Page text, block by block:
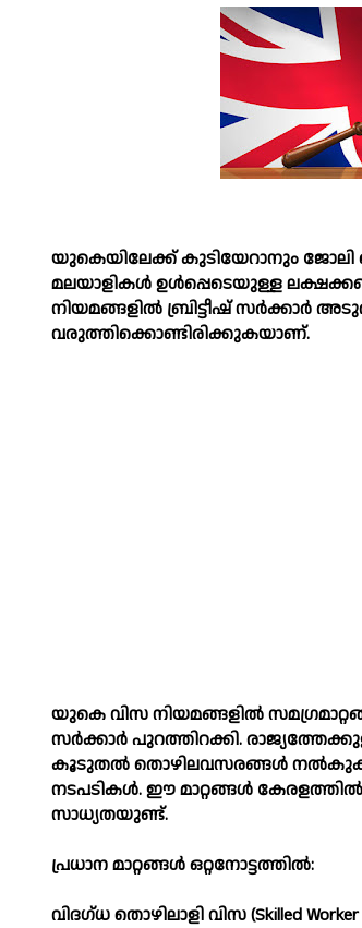
യുകെയിലേക്ക് കുടിയേറാനും ജോലി
മലയാളികള്‍ ഉള്‍പ്പെടെയുള്ള
നിയമങ്ങളില്‍ ബ്രിട്ടീഷ് സര്‍ക്കാര്‍
വരുത്തിക്കൊണ്ടിരിക്കുകയാണ്.
യുകെ വിസ നിയമങ്ങളില്‍
സര്‍ക്കാര്‍ പുറത്തിറക്കി.
കൂടുതല്‍ തൊഴിലവസരങ്ങള്‍ നല്‍കുക
നടപടികള്‍. ഈ മാറ്റങ്ങള്‍
സാധ്യതയുണ്ട്.
പ്രധാന മാറ്റങ്ങള്‍ ഒറ്റനോട്ടത്തില്‍:
വിദഗ്ധ തൊഴിലാളി വിസ (Skilled